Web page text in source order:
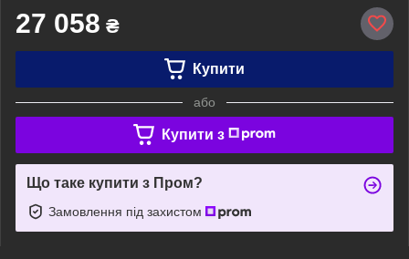
27 058 ₴
Купити
або
Купити з
Що таке купити з Пром?
Замовлення під захистом